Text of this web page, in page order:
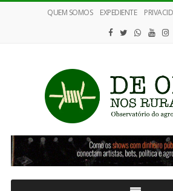
QUEM SOMOS EXPEDIENTE
Olho
nos
Ruralistas